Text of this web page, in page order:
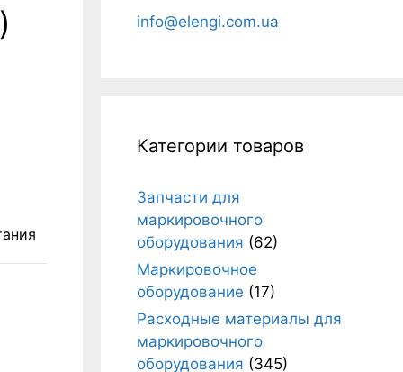
info@elengi.com.ua
Категории товаров
Запчасти для
маркировочного
оборудования (62)
Маркировочное
оборудование (17)
Расходные материалы для
маркировочного
оборудования (345)